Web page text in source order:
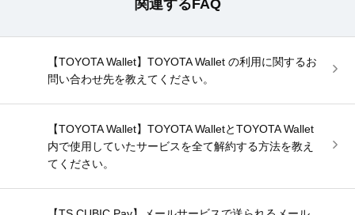
関連するFAQ
【TOYOTA Wallet】TOYOTA Wallet の利用に関するお
問い合わせ先を教えてください。
【TOYOTA Wallet】TOYOTA WalletとTOYOTA Wallet
内で使用していたサービスを全て解約する方法を教え
てください。